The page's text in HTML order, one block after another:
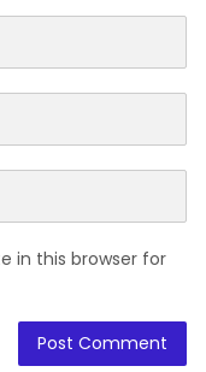
in this browser for